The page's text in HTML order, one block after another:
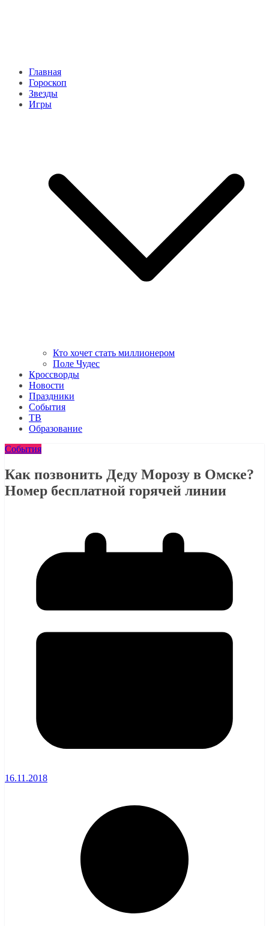
Главная
Гороскоп
Звезды
Игры
Кто хочет стать миллионером
Поле Чудес
Кроссворды
Новости
Праздники
События
ТВ
Образование
События
Как позвонить Деду Морозу в Омске?
Номер бесплатной горячей линии
16.11.2018